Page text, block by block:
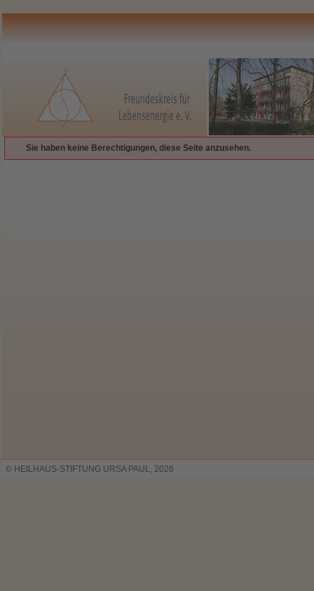
Sie haben keine Berechtigungen, diese Seite anzusehen.
© HEILHAUS-STIFTUNG URSA PAUL, 2026